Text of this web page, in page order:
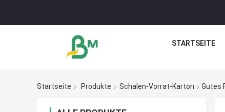
STARTSEITE
Startseite Produkte Schalen-Vorrat-Karton Gutes